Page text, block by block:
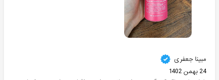
مبینا جعفری
24 بهمن 1402